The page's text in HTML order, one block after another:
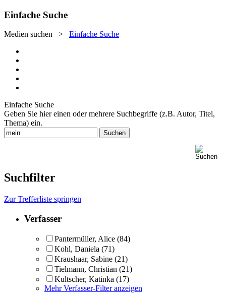
Einfache Suche
Medien suchen > Einfache Suche
Einfache Suche
Geben Sie hier einen oder mehrere Suchbegriffe (z.B. Autor, Titel,
Thema) ein.
Suchfilter
Zur Trefferliste springen
Verfasser
Pantermüller, Alice (84)
Kohl, Daniela (71)
Kraushaar, Sabine (21)
Tielmann, Christian (21)
Kultscher, Katinka (17)
Mehr Verfasser-Filter anzeigen